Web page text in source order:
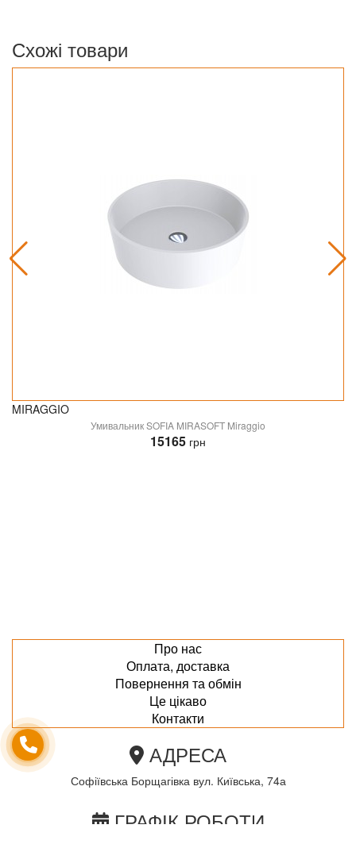
Схожі товари
MIRAGGIO
Умивальник SOFIA MIRASOFT Miraggio
15165 грн
Про нас
Оплата, доставка
Повернення та обмін
Це цікаво
Контакти
АДРЕСА
Софіївська Борщагівка вул. Київська, 74а
ГРАФІК РОБОТИ